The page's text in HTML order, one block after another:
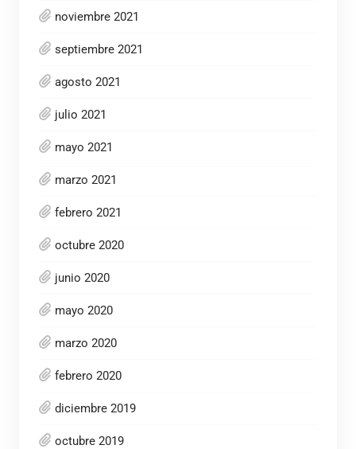
noviembre 2021
septiembre 2021
agosto 2021
julio 2021
mayo 2021
marzo 2021
febrero 2021
octubre 2020
junio 2020
mayo 2020
marzo 2020
febrero 2020
diciembre 2019
octubre 2019